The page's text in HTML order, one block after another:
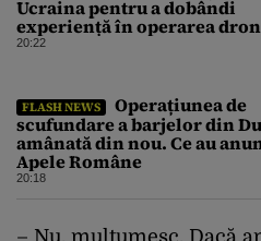
Ucraina pentru a dobândi
experiență în operarea
20:22
FLASH NEWS
Operațiunea de
scufundare a barjelor din
amânată din nou. Ce au
Apele Române
20:18
– Nu, mulţumesc. Dacă